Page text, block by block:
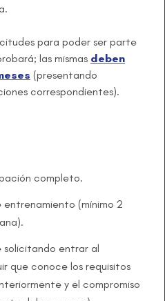
para poder ser parte
las mismas deben
(presentando
correspondientes).
completo.
(mínimo 2
entrar al
que conoce los requisitos
y el compromiso